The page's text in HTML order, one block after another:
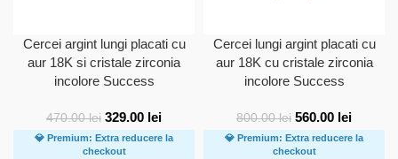
Cercei argint lungi placati cu
aur 18K si cristale zirconia
incolore Success
470.00lei 329.00 lei
💎 Premium: Extra reducere la
checkout
Cercei lungi argint placati cu
aur 18K cu cristale zirconia
incolore Success
800.00lei 560.00 lei
💎 Premium: Extra reducere la
checkout